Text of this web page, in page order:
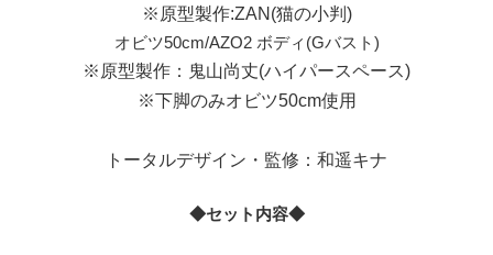
※原型製作:ZAN(猫の小判)
オビツ50cm/AZO2 ボディ(Gバスト)
※原型製作：鬼山尚丈(ハイパースペース)
※下脚のみオビツ50cm使用
トータルデザイン・監修：和遥キナ
◆セット内容◆